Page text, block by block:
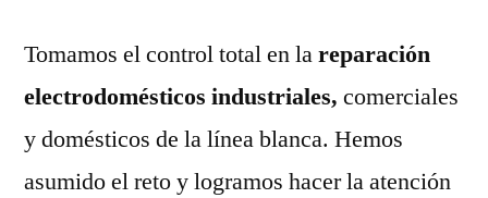
Tomamos el control total en lareparación
electrodomésticos industriales, comerciales
y domésticos de la línea blanca. Hemos
asumido el reto y logramos hacer la atención